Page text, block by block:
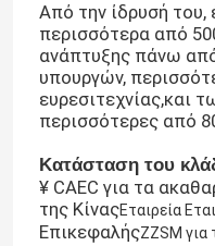
Προϊόντα
Από την ίδρυσή του,
περισσότερα από
ανάπτυξης πάνω
υπουργών,
ευρεσιτεχνίας,και
περισσότερες από
Κατάσταση του
¥ CAEC για τα
της ΚίναςΕταιρεία
ΕπικεφαλήςZZSM για